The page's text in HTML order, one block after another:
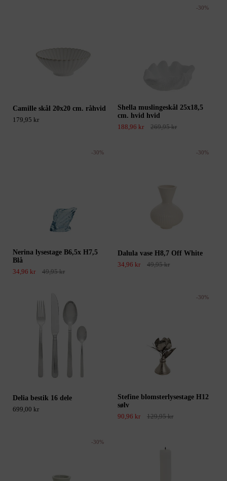
Camille skål 20x20 cm. råhvid
179,95 kr
Shella muslingeskål 25x18,5
cm. hvid hvid
188,96 kr
269,95 kr
-30%
Nerina lysestage B6,5x H7,5
Blå
34,96 kr
49,95 kr
-30%
Dalula vase H8,7 Off White
34,96 kr
49,95 kr
-30%
Delia bestik 16 dele
699,00 kr
Stefine blomsterlysestage H12
sølv
90,96 kr
129,95 kr
-30%
-30%